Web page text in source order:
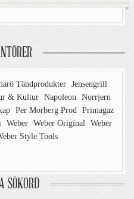
Tändprodukter Jensengrill
& Kultur Napoleon Norrjern
Per Morberg Prod Primagaz
Weber Weber Original Weber
Style Tools
SÖKORD